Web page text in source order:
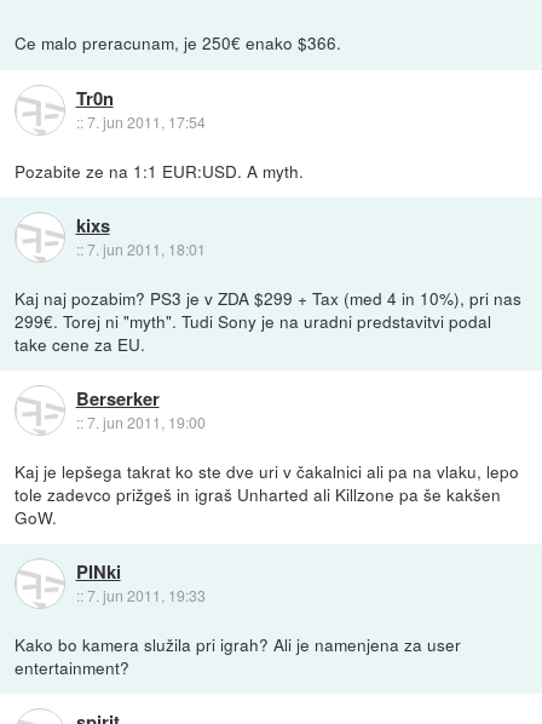
Ce malo preracunam, je 250€ enako $366.
Tr0n
::7. jun 2011, 17:54
Pozabite ze na 1:1 EUR:USD. A myth.
kixs
::7. jun 2011, 18:01
Kaj naj pozabim? PS3 je v ZDA $299 + Tax (med 4 in 10%), pri nas
299€. Torej ni "myth". Tudi Sony je na uradni predstavitvi podal
take cene za EU.
Berserker
::7. jun 2011, 19:00
Kaj je lepšega takrat ko ste dve uri v čakalnici ali pa na vlaku, lepo
tole zadevco prižgeš in igraš Unharted ali Killzone pa še kakšen
GoW.
PINki
::7. jun 2011, 19:33
Kako bo kamera služila pri igrah? Ali je namenjena za user
entertainment?